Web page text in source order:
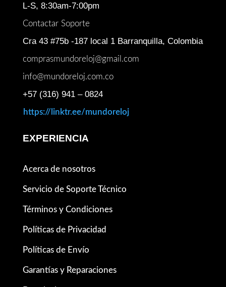
L-S, 8:30am-7:00pm
Contactar Soporte
Cra 43 #75b -187 local 1 Barranquilla, Colombia
comprasmundoreloj@gmail.com
info@mundoreloj.com.co
+57 (316) 941 – 0824
https://linktr.ee/mundoreloj
EXPERIENCIA
Acerca de nosotros
Servicio de Soporte Técnico
Términos y Condiciones
Políticas de Privacidad
Políticas de Envío
Garantías y Reparaciones